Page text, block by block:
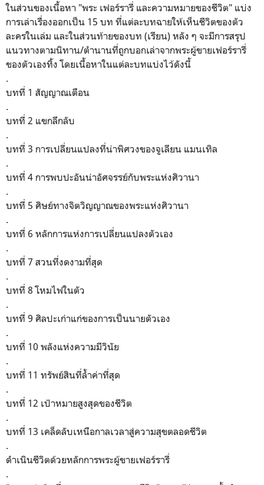
ในส่วนของเนื้อหา "พระ เฟอร์รารี่ และความหมายของชีวิต" แบ่ง
การเล่าเรื่องออกเป็น 15 บท ที่แต่ละบทฉายให้เห็นชีวิตของตัว
ละครในเล่ม และในส่วนท้ายของบท (เรียน) หลัง ๆ จะมีการสรุป
แนวทางตามนิทาน/ตำนานที่ถูกบอกเล่าจากพระผู้ขายเฟอร์รารี่
ของตัวเองทิ้ง โดยเนื้อหาในแต่ละบทแบ่งไว้ดังนี้
.
บทที่ 1 สัญญาณเตือน
.
บทที่ 2 แขกลึกลับ
.
บทที่ 3 การเปลี่ยนแปลงที่น่าพิศวงของจูเลียน แมนเทิล
.
บทที่ 4 การพบปะอันน่าอัศจรรย์กับพระแห่งศิวานา
.
บทที่ 5 ศิษย์ทางจิตวิญญาณของพระแห่งศิวานา
.
บทที่ 6 หลักการแห่งการเปลี่ยนแปลงตัวเอง
.
บทที่ 7 สวนที่งดงามที่สุด
.
บทที่ 8 โหมไฟในตัว
.
บทที่ 9 ศิลปะเก่าแก่ของการเป็นนายตัวเอง
.
บทที่ 10 พลังแห่งความมีวินัย
.
บทที่ 11 ทรัพย์สินที่ล้ำค่าที่สุด
.
บทที่ 12 เป้าหมายสูงสุดของชีวิต
.
บทที่ 13 เคล็ดลับเหนือกาลเวลาสู่ความสุขตลอดชีวิต
.
ดำเนินชีวิตด้วยหลักการพระผู้ขายเฟอร์รารี่
.